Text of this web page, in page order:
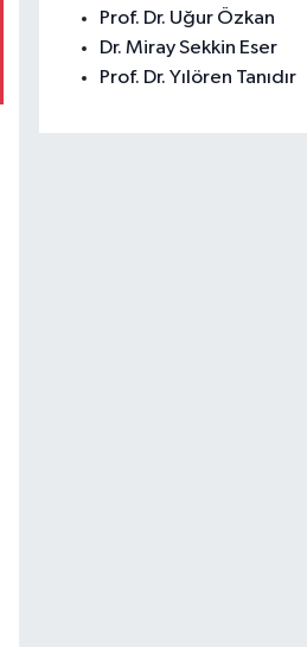
Prof. Dr. Uğur Özkan
Dr. Miray Sekkin Eser
Prof. Dr. Yılören Tanıdır